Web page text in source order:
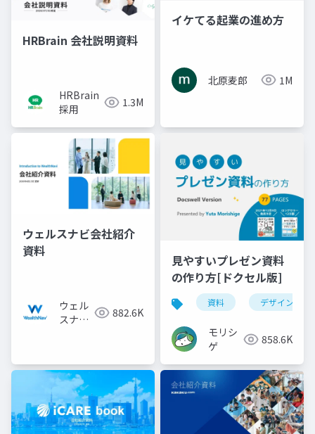
HRBrain 会社説明資料
HRBrain
採用
1.3M
イケてる起業の進め方
北原麦郎 1M
ウェルスナビ会社紹介
資料
ウェル
スナビ
882.6K
見やすいプレゼン資料
の作り方[ドクセル版]
資料 デザイン
モリシ
ゲ
858.6K